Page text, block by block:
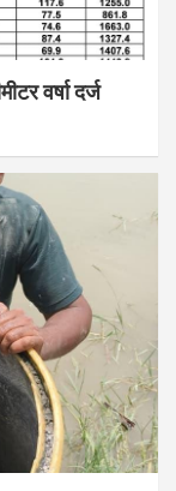
वर्षा दर्ज